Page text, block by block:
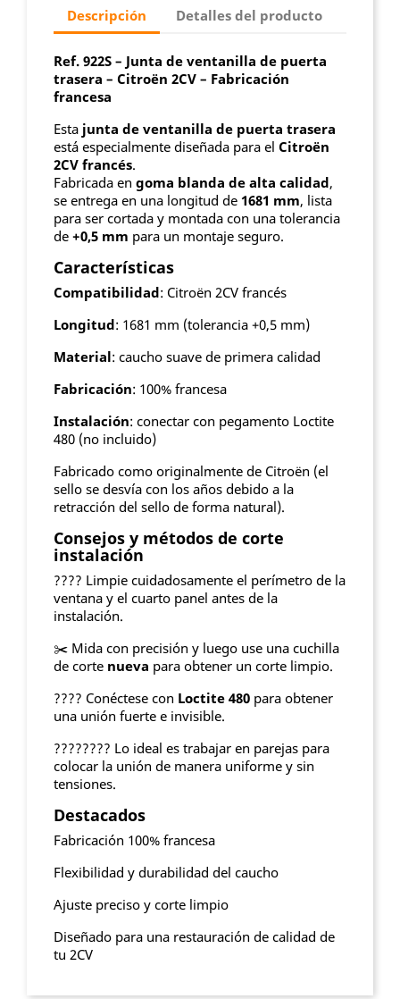
Descripción Detalles del producto
Ref. 922S – Junta de ventanilla de puerta
trasera – Citroën 2CV – Fabricación
francesa
Esta junta de ventanilla de puerta trasera
está especialmente diseñada para el Citroën
2CV francés.
Fabricada en goma blanda de alta calidad,
se entrega en una longitud de 1681 mm, lista
para ser cortada y montada con una tolerancia
de +0,5 mm para un montaje seguro.
Características
Compatibilidad: Citroën 2CV francés
Longitud: 1681 mm (tolerancia +0,5 mm)
Material: caucho suave de primera calidad
Fabricación: 100% francesa
Instalación: conectar con pegamento Loctite
480 (no incluido)
Fabricado como originalmente de Citroën (el
sello se desvía con los años debido a la
retracción del sello de forma natural).
Consejos y métodos de corte
instalación
???? Limpie cuidadosamente el perímetro de la
ventana y el cuarto panel antes de la
instalación.
✂️ Mida con precisión y luego use una cuchilla
de corte nueva para obtener un corte limpio.
????️ Conéctese con Loctite 480 para obtener
una unión fuerte e invisible.
????‍???? Lo ideal es trabajar en parejas para
colocar la unión de manera uniforme y sin
tensiones.
Destacados
Fabricación 100% francesa
Flexibilidad y durabilidad del caucho
Ajuste preciso y corte limpio
Diseñado para una restauración de calidad de
tu 2CV